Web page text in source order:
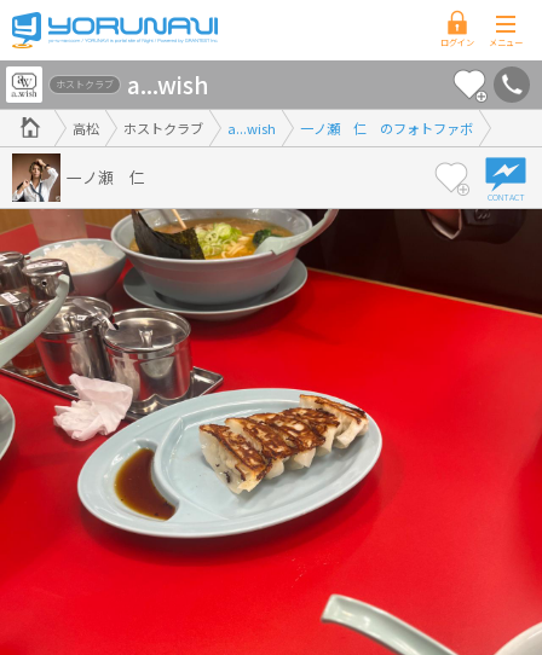
香
川
県
版
高松 ホストクラブ a...wish 一ノ瀬 仁 のフォトファボ
ホストクラブ a...wish
一ノ瀬 仁